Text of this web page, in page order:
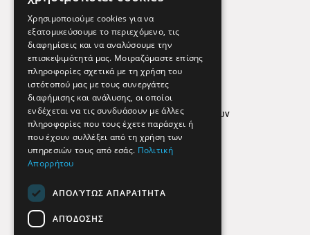
Εφημερεύοντα Φαρμακεία
Απόρρητο
Όροι Χρήσης
Πολιτική προστασίας δεδομένων
Findhere
Social Media
Χρησιμοποιούμε cookies για να
εξατομικεύσουμε το περιεχόμενο, τις
διαφημίσεις και να αναλύσουμε την
επισκεψιμότητά μας. Μοιραζόμαστε επίσης
πληροφορίες σχετικά με τη χρήση του
ιστότοπού μας με τους συνεργάτες
διαφήμισης και ανάλυσης, οι οποίοι
ενδέχεται να τις συνδυάσουν με άλλες
πληροφορίες που τους έχετε παράσχει ή
που έχουν συλλέξει από τη χρήση των
υπηρεσιών τους από εσάς. Πολιτική
Απορρήτου
ΑΠΟΛΎΤΩΣ ΑΠΑΡΑΊΤΗΤΑ
ΑΠΌΔΟΣΗΣ